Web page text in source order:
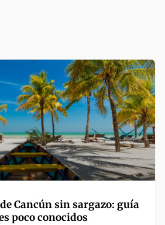
Cancún sin sargazo: guía
poco conocidos